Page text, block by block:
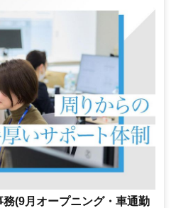
(9月オープニング・車通勤